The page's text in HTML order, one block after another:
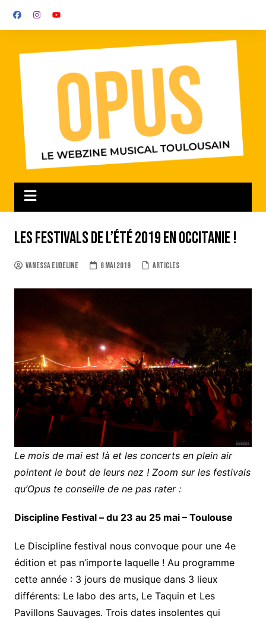
Les festivals de l’été 2019 en Occitanie !
Vanessa Eudeline 8 mai 2019 Articles
Le mois de mai est là et les concerts en plein air
pointent le bout de leurs nez ! Zoom sur les festivals
qu’Opus te conseille de ne pas rater :
Discipline Festival – du 23 au 25 mai – Toulouse
Le Discipline festival nous convoque pour une 4e
édition et pas n’importe laquelle ! Au programme
cette année : 3 jours de musique dans 3 lieux
différents: Le labo des arts, Le Taquin et Les
Pavillons Sauvages. Trois dates insolentes qui